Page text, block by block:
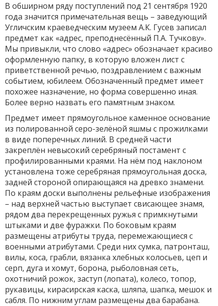
В обширном ряду поступлений под 21 сентября 1920
года значится примечательная вещь – заведующий
Угличским краеведческим музеем А.К. Гусев записал
предмет как «адрес, преподнесённый П.А. Тучкову».
Мы привыкли, что слово «адрес» обозначает красиво
оформленную папку, в которую вложен лист с
приветственной речью, поздравлением с важным
событием, юбилеем. Обозначенный предмет имеет
похожее назначение, но форма совершенно иная.
Более верно назвать его памятным знаком.
Предмет имеет прямоугольное каменное основание
из полированной серо-зелёной яшмы с прожилками
в виде поперечных линий. В средней части
закреплён невысокий серебряный постамент с
профилированными краями. На нём под наклоном
установлена тоже серебряная прямоугольная доска,
задней стороной опирающаяся на древко знамени.
По краям доски выполнены рельефные изображения
– над верхней частью выступает свисающее знамя,
рядом два перекрещенных ружья с примкнутыми
штыками и две фуражки. По боковым краям
размещены атрибуты труда, перемежающиеся с
военными атрибутами. Среди них сумка, патронташ,
вилы, коса, грабли, вязанка хлебных колосьев, цеп и
серп, дуга и хомут, борона, рыболовная сеть,
охотничий рожок, заступ (лопата), колесо, топор,
рукавицы, кирасирская каска, шляпа, шапка, мешок и
сабля. По нижним углам размещены два барабана.